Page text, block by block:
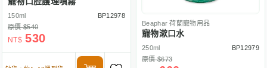
150ml
BP12978
原價 $540
NT$ 530
Beaphar 荷蘭寵物用品
寵物漱口水
250ml
BP12979
原價 $673